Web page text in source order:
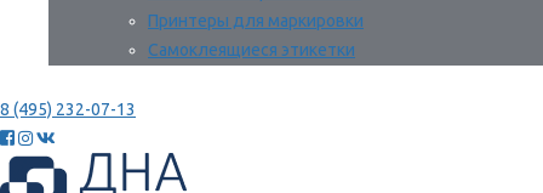
Принтеры для маркировки
Самоклеящиеся этикетки
8 (495) 232-07-13